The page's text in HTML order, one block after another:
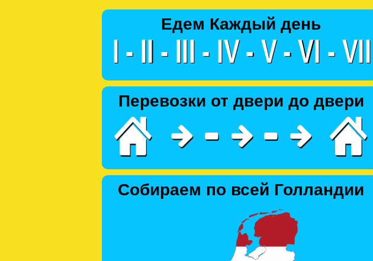
Едем Каждый день
Перевозки от двери до двери
Собираем по всей Голландии